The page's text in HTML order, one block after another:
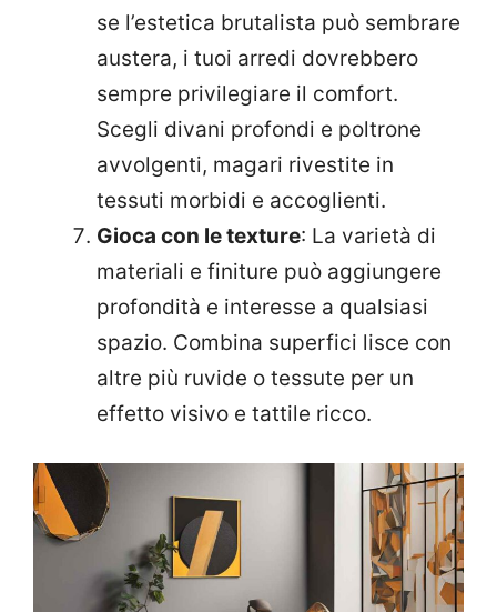
se l’estetica brutalista può sembrare
austera, i tuoi arredi dovrebbero
sempre privilegiare il comfort.
Scegli divani profondi e poltrone
avvolgenti, magari rivestite in
tessuti morbidi e accoglienti.
Gioca con le texture: La varietà di
materiali e finiture può aggiungere
profondità e interesse a qualsiasi
spazio. Combina superfici lisce con
altre più ruvide o tessute per un
effetto visivo e tattile ricco.